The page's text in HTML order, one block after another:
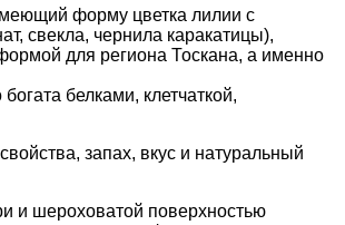
форму цветка лилии с
свекла, чернила каракатицы),
для региона Тоскана, а именно
белками, клетчаткой,
запах, вкус и натуральный
и шероховатой поверхностью